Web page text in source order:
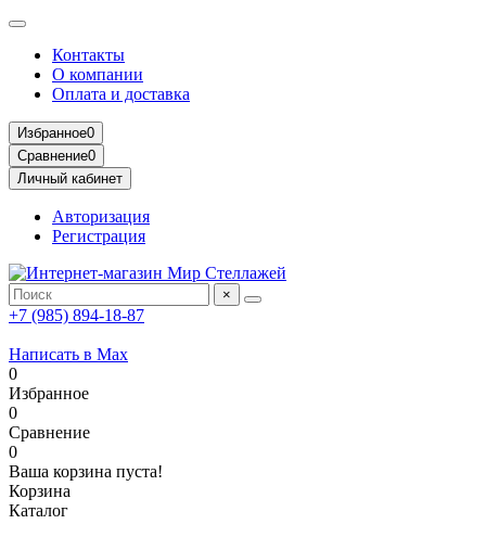
Контакты
О компании
Оплата и доставка
Избранное0
Сравнение0
Личный кабинет
Авторизация
Регистрация
×
+7 (985) 894-18-87
Написать в Max
0
Избранное
0
Сравнение
0
Ваша корзина пуста!
Корзина
Каталог